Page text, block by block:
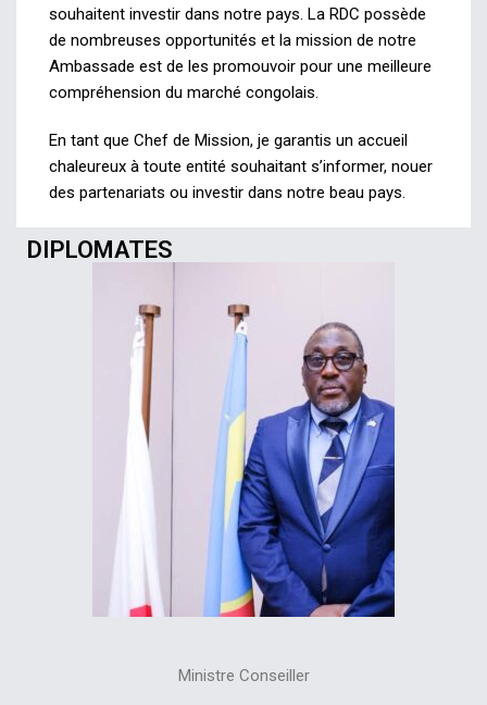
souhaitent investir dans notre pays. La RDC possède
de nombreuses opportunités et la mission de notre
Ambassade est de les promouvoir pour une meilleure
compréhension du marché congolais.
En tant que Chef de Mission, je garantis un accueil
chaleureux à toute entité souhaitant s’informer, nouer
des partenariats ou investir dans notre beau pays.
DIPLOMATES
Ministre Conseiller